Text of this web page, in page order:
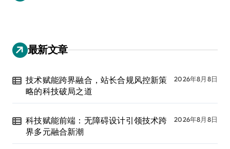
最新文章
技术赋能跨界融合，站长合规风控新策
略的科技破局之道
2026年8月8日
科技赋能前端：无障碍设计引领技术跨
界多元融合新潮
2026年8月8日